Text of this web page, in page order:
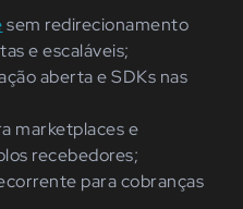
sem redirecionamento
e escaláveis;
aberta e SDKs nas
marketplaces e
recebedores;
para cobranças